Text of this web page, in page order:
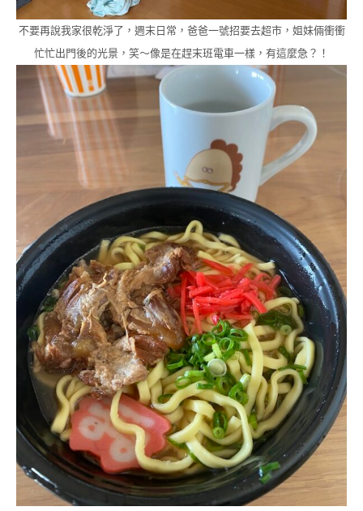
不要再說我家很乾淨了，週末日常，爸爸一號招要去超市，姐妹倆衝衝
忙忙出門後的光景，笑～像是在趕末班電車一樣，有這麼急？！